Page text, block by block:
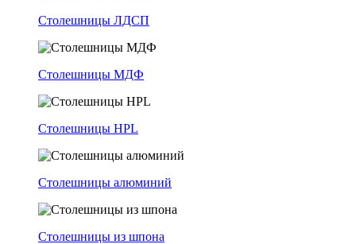
Столешницы ЛДСП
Столешницы МДФ
Столешницы HPL
Столешницы алюминий
Столешницы из шпона